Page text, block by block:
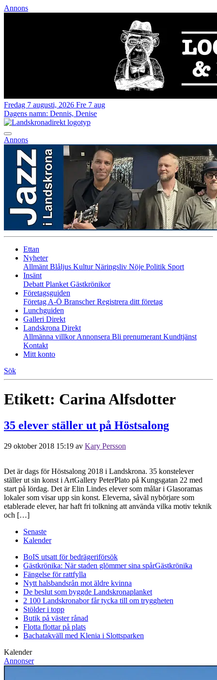
Annons
Fredag 7 augusti, 2026 Fre 7 aug
Dagens namn: Dennis, Denise
Annons
Ettan
Nyheter
Allmänt Blåljus KulturNäringsliv Nöje Politik Sport
Insänt
Debatt Planket Gästkrönikor
Företagsguiden
Företag A-Ö BranscherRegistrera ditt företag
Lunchguiden
Galleri Direkt
Landskrona Direkt
Allmänna villkorAnnonsera Bli prenumerant Kundtjänst
Kontakt
Mitt konto
Sök
Etikett: Carina Alfsdotter
35 elever ställer ut på Höstsalong
29 oktober 2018 15:19 av Kary Persson
Det är dags för Höstsalong 2018 i Landskrona. 35 konstelever
ställer ut sin konst i ArtGallery PeterPlato på Kungsgatan 22 med
start på lördag. Det är Elin Lindes elever som målar i Glasoramas
lokaler som visar upp sin konst. Eleverna, såväl nybörjare som
etablerade elever, har haft fri tolkning att använda vilka motiv teknik
och […]
Senaste
Kalender
BoIS utsatt för bedrägeriförsök
Gästkrönika: När staden glömmer sina spårGästkrönika
Fängelse för rattfylla
Nytt halsbandsrån mot äldre kvinna
De beslut som byggde Landskronaplanket
2 100 Landskronabor får tycka till om tryggheten
Stölder i topp
Butik på väster rånad
Flotta flottar på plats
Bachatakväll med Klenia i Slottsparken
Kalender
Annonser